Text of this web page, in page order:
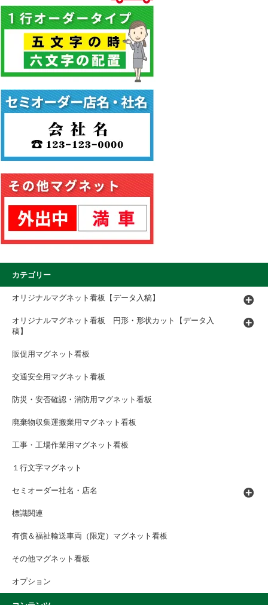
カテゴリー
オリジナルマグネット看板【データ入稿】
オリジナルマグネット看板 円形・形状カット【データ入
稿】
販促用マグネット看板
交通安全用マグネット看板
防災・安否確認・消防用マグネット看板
廃棄物収集運搬業用マグネット看板
工事・工場作業用マグネット看板
１行文字マグネット
セミオーダー社名・店名
標識関連
有償＆福祉輸送車両（限定）マグネット看板
その他マグネット看板
オプション